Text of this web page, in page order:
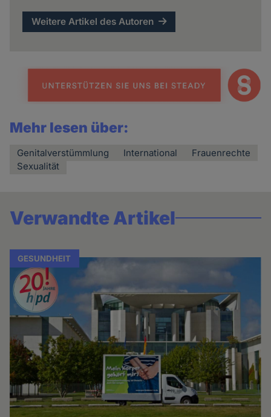
Weitere Artikel des Autoren
Mehr lesen über:
Genitalverstümmlung International
Frauenrechte
Sexualität
Verwandte Artikel
GESUNDHEIT